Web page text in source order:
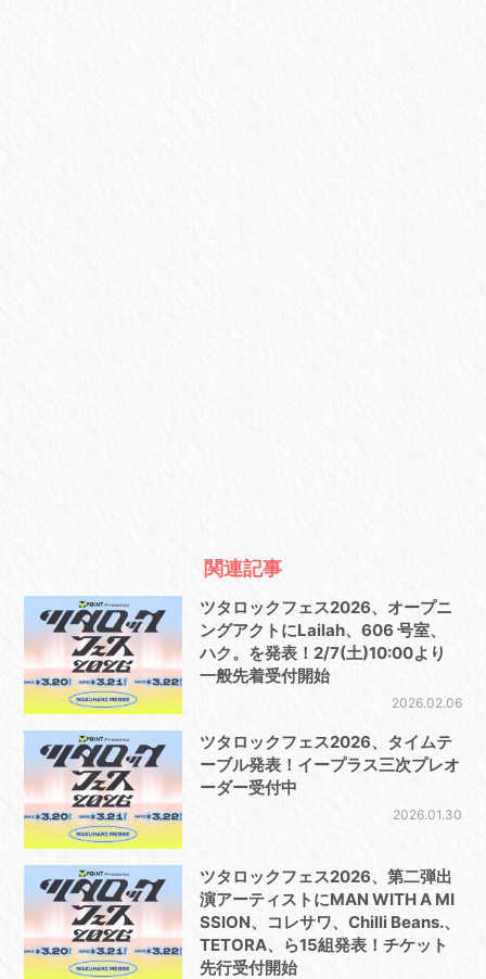
関連記事
ツタロックフェス2026、オープニ
ングアクトにLailah、606 号室、
ハク。を発表！2/7(土)10:00より
一般先着受付開始
2026.02.06
ツタロックフェス2026、タイムテ
ーブル発表！イープラス三次プレオ
ーダー受付中
2026.01.30
ツタロックフェス2026、第⼆弾出
演アーティストにMAN WITH A MI
SSION、コレサワ、Chilli Beans.、
TETORA、ら15組発表！チケット
先行受付開始